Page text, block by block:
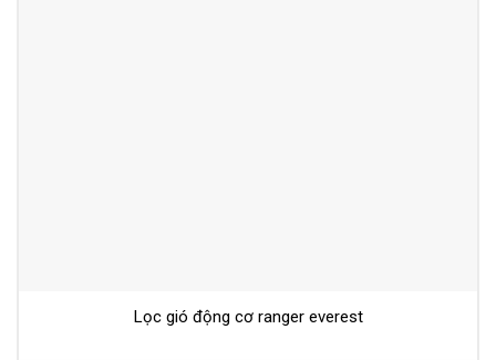
Lọc gió động cơ ranger everest